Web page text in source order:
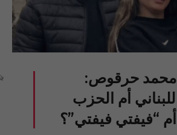
حرقوص:
أم الحزب
أم “فيفتي فيفتي”؟